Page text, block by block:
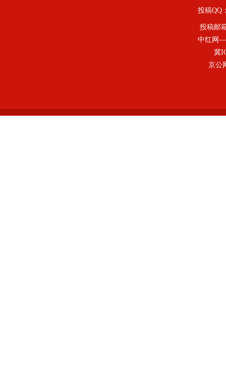
投稿QQ
投稿邮
中红网—
冀
京公